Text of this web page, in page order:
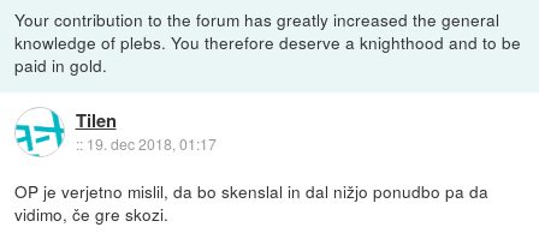
Your contribution to the forum has greatly increased the general
knowledge of plebs. You therefore deserve a knighthood and to be
paid in gold.
Tilen
:: 19. dec 2018, 01:17
OP je verjetno mislil, da bo skenslal in dal nižjo ponudbo pa da
vidimo, če gre skozi.